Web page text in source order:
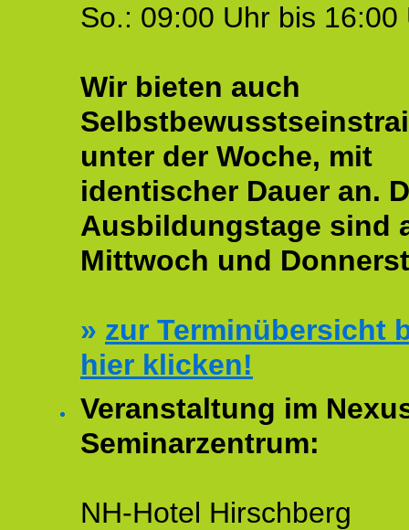
So.: 09:00 Uhr bis 16:00
Wir bieten auch
unter der Woche, mit
identischer Dauer an.
Ausbildungstage sind
Mittwoch und
» zur Terminübersicht
hier klicken!
Veranstaltung im
Seminarzentrum:
NH-Hotel Hirschberg